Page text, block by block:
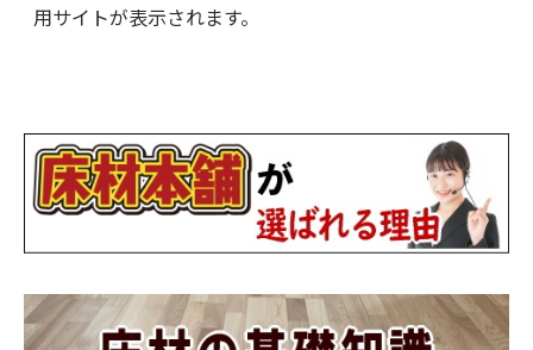
用サイトが表示されます。